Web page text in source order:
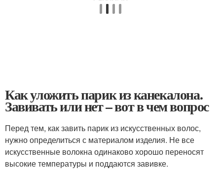
Как уложить парик из канекалона.
Завивать или нет – вот в чем вопрос
Перед тем, как завить парик из искусственных волос,
нужно определиться с материалом изделия. Не все
искусственные волокна одинаково хорошо переносят
высокие температуры и поддаются завивке.